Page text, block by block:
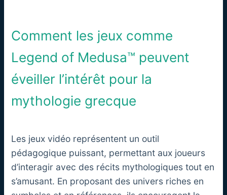
Comment les jeux comme
Legend of Medusa™ peuvent
éveiller l’intérêt pour la
mythologie grecque
Les jeux vidéo représentent un outil
pédagogique puissant, permettant aux joueurs
d’interagir avec des récits mythologiques tout en
s’amusant. En proposant des univers riches en